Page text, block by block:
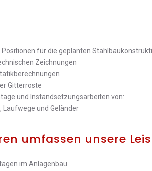
für die geplanten
Zeichnungen
Gitterroste
und Instandsetzungsarbeiten von:
Laufwege und Geländer
umfassen unsere
im Anlagenbau